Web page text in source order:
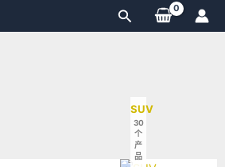
搜
索
SUV
30
个
产
品